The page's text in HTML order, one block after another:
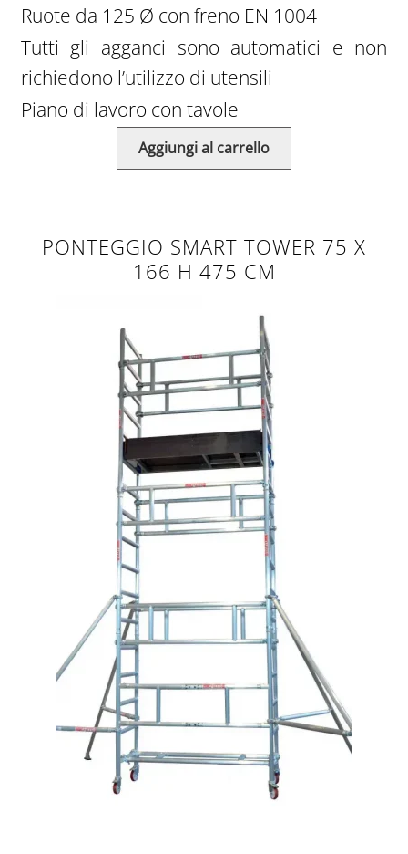
Ruote da 125 Ø con freno EN 1004
Tutti gli agganci sono automatici e non
richiedono l’utilizzo di utensili
Piano di lavoro con tavole
Aggiungi al carrello
PONTEGGIO SMART TOWER 75 X
166 H 475 CM